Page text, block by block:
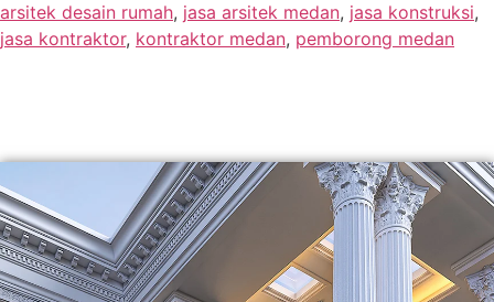
arsitek desain rumah, jasa arsitek medan, jasa konstruksi,
jasa kontraktor, kontraktor medan, pemborong medan